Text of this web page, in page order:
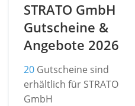
STRATO GmbH
Gutscheine &
Angebote 2026
20 Gutscheine sind
erhältlich für STRATO
GmbH